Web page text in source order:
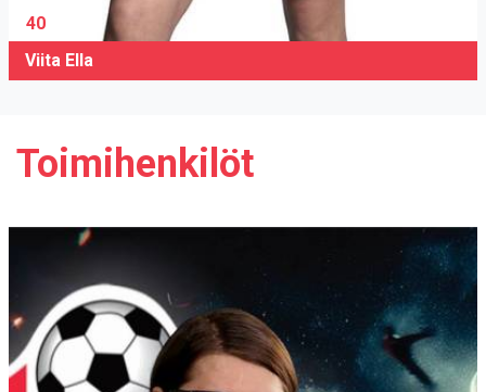
40
Viita Ella
Toimihenkilöt